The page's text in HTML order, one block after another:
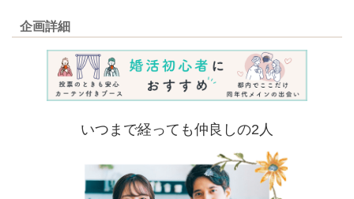
企画詳細
いつまで経っても仲良しの2人